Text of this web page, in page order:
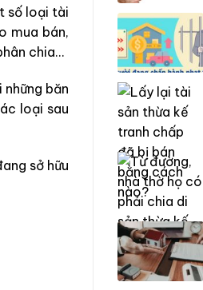
số loại tài
mua bán,
chia…
băn
loại sau
sở hữu